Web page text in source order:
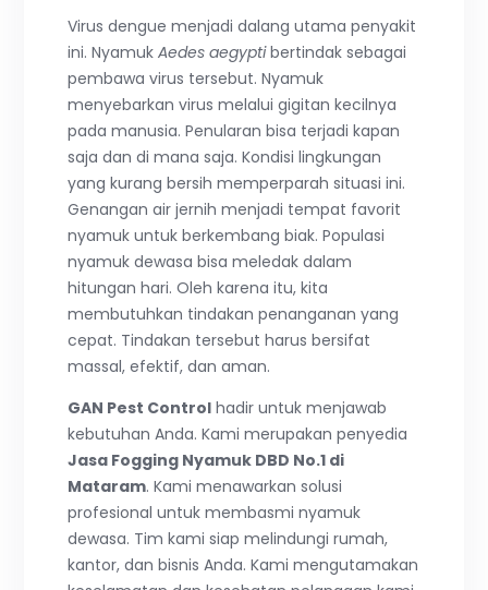
Virus dengue menjadi dalang utama penyakit
ini. NyamukAedes aegyptibertindak sebagai
pembawa virus tersebut. Nyamuk
menyebarkan virus melalui gigitan kecilnya
pada manusia. Penularan bisa terjadi kapan
saja dan di mana saja. Kondisi lingkungan
yang kurang bersih memperparah situasi ini.
Genangan air jernih menjadi tempat favorit
nyamuk untuk berkembang biak. Populasi
nyamuk dewasa bisa meledak dalam
hitungan hari. Oleh karena itu, kita
membutuhkan tindakan penanganan yang
cepat. Tindakan tersebut harus bersifat
massal, efektif, dan aman.
GAN Pest Control hadir untuk menjawab
kebutuhan Anda. Kami merupakan penyedia
Jasa Fogging Nyamuk DBD No.1 di
Mataram. Kami menawarkan solusi
profesional untuk membasmi nyamuk
dewasa. Tim kami siap melindungi rumah,
kantor, dan bisnis Anda. Kami mengutamakan